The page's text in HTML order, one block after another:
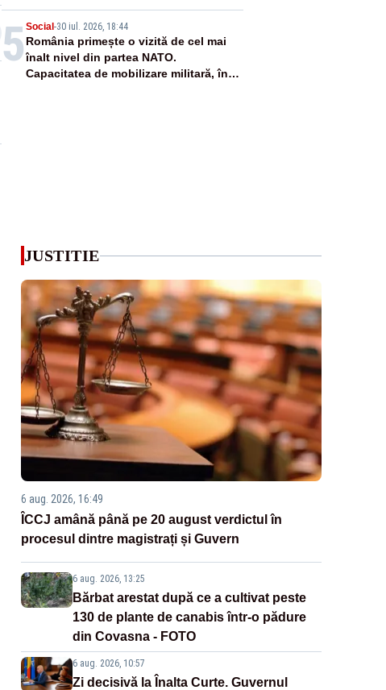
5 Social -30 iul. 2026, 18:44
România primește o vizită de cel mai
înalt nivel din partea NATO.
Capacitatea de mobilizare militară, în
JUSTITIE
6 aug. 2026, 16:49
ÎCCJ amână până pe 20 august verdictul în
procesul dintre magistrați și Guvern
6 aug. 2026, 13:25
Bărbat arestat după ce a cultivat peste
130 de plante de canabis într-o pădure
din Covasna - FOTO
6 aug. 2026, 10:57
Zi decisivă la Înalta Curte. Guvernul